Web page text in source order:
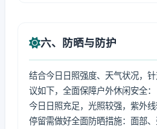
六、防晒与防护
结合今日日照强度、天气状况，
议如下，全面保障户外休闲安全：
今日日照充足，光照较强，紫外
停留需做好全面防晒措施：面部